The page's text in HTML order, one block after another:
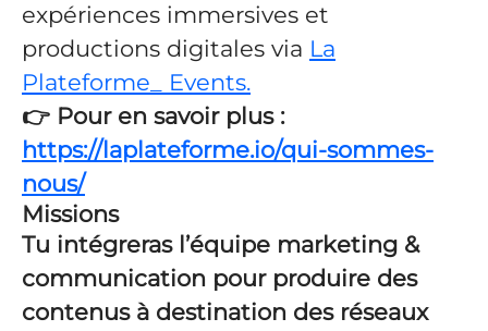
expériences immersives et
productions digitales via La
Plateforme_ Events.
👉 Pour en savoir plus :
https://laplateforme.io/qui-sommes-
nous/
Missions
Tu intégreras l’équipe marketing &
communication pour produire des
contenus à destination des réseaux